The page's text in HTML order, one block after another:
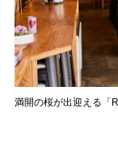
満開の桜が出迎える「